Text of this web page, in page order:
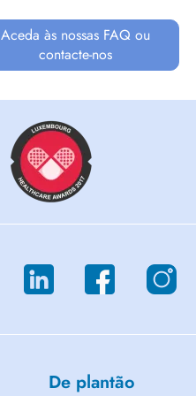
Aceda às nossas FAQ ou
contacte-nos
De plantão